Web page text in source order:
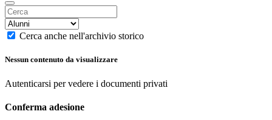
Cerca anche nell'archivio storico
Nessun contenuto da visualizzare
Autenticarsi per vedere i documenti privati
Conferma adesione